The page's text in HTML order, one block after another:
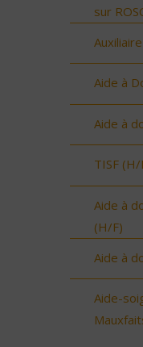
sur
Aide à
Aide à
TISF (H/
Aide à
(H/F)
Aide à
Aide-